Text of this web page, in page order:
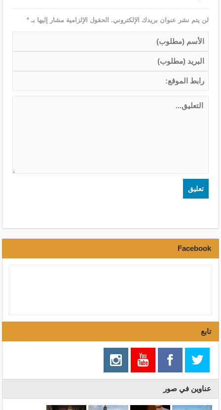
لن يتم نشر عنوان بريدك الإلكتروني. الحقول الإلزامية مشار إليها بـ*
Facebook
تابع
عناوين في صور